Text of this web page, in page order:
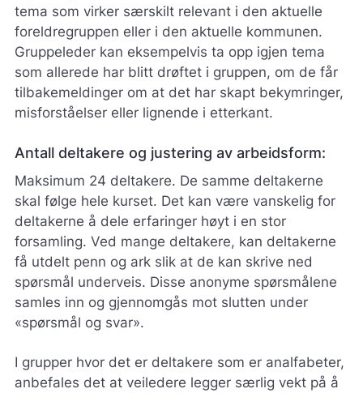
tema som virker særskilt relevant i den aktuelle
foreldregruppen eller i den aktuelle kommunen.
Gruppeleder kan eksempelvis ta opp igjen tema
som allerede har blitt drøftet i gruppen, om de får
tilbakemeldinger om at det har skapt bekymringer,
misforståelser eller lignende i etterkant.
Antall deltakere og justering av arbeidsform:
Maksimum 24 deltakere. De samme deltakerne
skal følge hele kurset. Det kan være vanskelig for
deltakerne å dele erfaringer høyt i en stor
forsamling. Ved mange deltakere, kan deltakerne
få utdelt penn og ark slik at de kan skrive ned
spørsmål underveis. Disse anonyme spørsmålene
samles inn og gjennomgås mot slutten under
«spørsmål og svar».
I grupper hvor det er deltakere som er analfabeter,
anbefales det at veiledere legger særlig vekt på å